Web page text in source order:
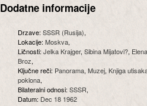
Dodatne informacije
Drzave:SSSR (Rusija),
Lokacije:Moskva,
Ličnosti:Jelka Krajger, Sibina Mijatovi?,
Broz,
Ključne reči: Panorama, Muzej, Knjiga
poklona,
Bilateralni odnosi: SSSR,
Datum: Dec 18 1962